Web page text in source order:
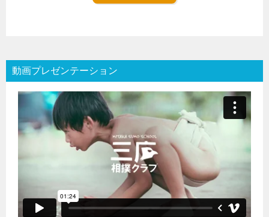
動画プレゼンテーション